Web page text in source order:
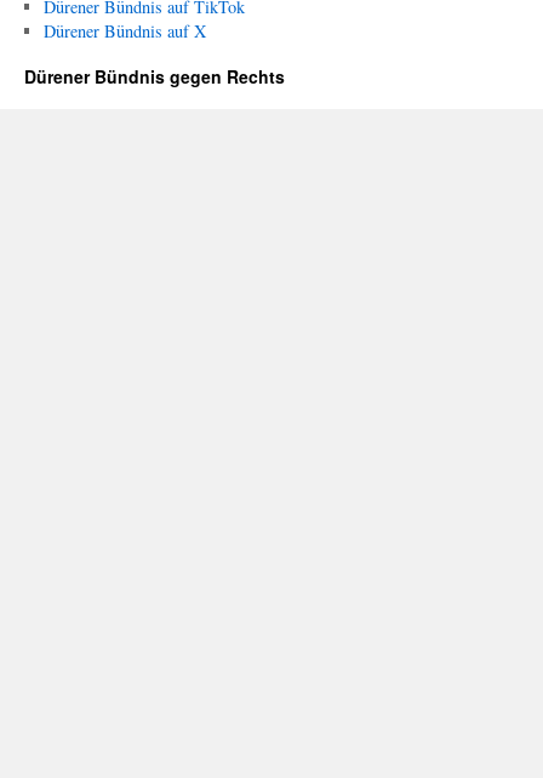
Dürener Bündnis auf TikTok
Dürener Bündnis auf X
Dürener Bündnis gegen Rechts